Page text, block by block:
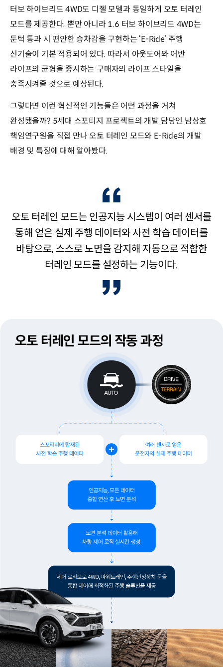
터보 하이브리드 4WD도 디젤 모델과 동일하게 오토 터레인
모드를 제공한다. 뿐만 아니라 1.6 터보 하이브리드 4WD는
둔턱 통과 시 편안한 승차감을 구현하는 ‘E-Ride’ 주행
신기술이 기본 적용되어 있다. 따라서 아웃도어와 어반
라이프의 균형을 중시하는 구매자의 라이프 스타일을
충족시켜줄 것으로 예상된다.
그렇다면 이런 혁신적인 기능들은 어떤 과정을 거쳐
완성됐을까? 5세대 스포티지 프로젝트의 개발 담당인 남상호
책임연구원을 직접 만나 오토 터레인 모드와 E-Ride의 개발
배경 및 특징에 대해 알아봤다.
오토 터레인 모드는 인공지능 시스템이 여러 센서를
통해 얻은 실제 주행 데이터와 사전 학습 데이터를
바탕으로, 스스로 노면을 감지해 자동으로 적합한
터레인 모드를 설정하는 기능이다.